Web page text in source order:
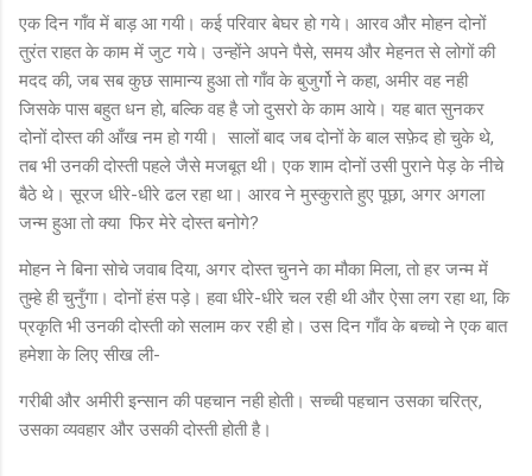
एक दिन गाँव में बाड़ आ गयी। कई परिवार बेघर हो गये। आरव और मोहन दोनों
तुरंत राहत के काम में जुट गये। उन्होंने अपने पैसे, समय और मेहनत से लोगों की
मदद की, जब सब कुछ सामान्य हुआ तो गाँव के बुजुर्गो ने कहा, अमीर वह नही
जिसके पास बहुत धन हो, बल्कि वह है जो दुसरो के काम आये। यह बात सुनकर
दोनों दोस्त की आँख नम हो गयी।
सालों बाद जब दोनों के बाल सफ़ेद हो चुके थे,
तब भी उनकी दोस्ती पहले जैसे मजबूत थी। एक शाम दोनों उसी पुराने पेड़ के नीचे
बैठे थे। सूरज धीरे-धीरे ढल रहा था। आरव ने मुस्कुराते हुए पूछा, अगर अगला
जन्म हुआ तो क्या फिर मेरे दोस्त बनोगे?
मोहन ने बिना सोचे जवाब दिया, अगर दोस्त चुनने का मौका मिला, तो हर जन्म में
तुम्हे ही चुनुँगा। दोनों हंस पड़े। हवा धीरे-धीरे चल रही थी और ऐसा लग रहा था, कि
प्रकृति भी उनकी दोस्ती को सलाम कर रही हो। उस दिन गाँव के बच्चो ने एक बात
हमेशा के लिए सीख ली-
गरीबी और अमीरी इन्सान की पहचान नही होती। सच्ची पहचान उसका चरित्र,
उसका व्यवहार और उसकी दोस्ती होती है।